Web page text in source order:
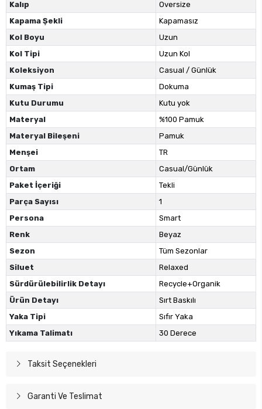
Kalıp
Oversize
Kapama Şekli
Kapamasız
Kol Boyu
Uzun
Kol Tipi
Uzun Kol
Koleksiyon
Casual / Günlük
Kumaş Tipi
Dokuma
Kutu Durumu
Kutu yok
Materyal
%100 Pamuk
Materyal Bileşeni
Pamuk
Menşei
TR
Ortam
Casual/Günlük
Paket İçeriği
Tekli
Parça Sayısı
1
Persona
Smart
Renk
Beyaz
Sezon
Tüm Sezonlar
Siluet
Relaxed
Sürdürülebilirlik Detayı
Recycle+Organik
Ürün Detayı
Sırt Baskılı
Yaka Tipi
Sıfır Yaka
Yıkama Talimatı
30 Derece
Taksit Seçenekleri
Garanti Ve Teslimat